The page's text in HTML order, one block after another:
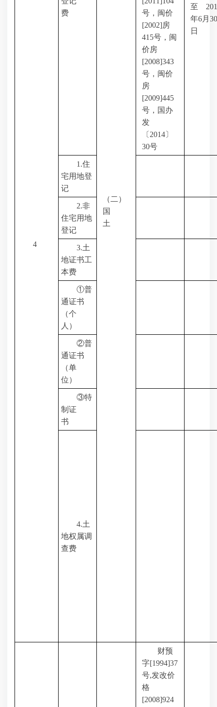
（二）
国
土
4
费
号，闽价
[2002]房
415号，闽
价房
[2008]343
号，闽价
房
[2009]445
号，国办
发
〔 2014〕
30号
至
年6月
日
1.住
宅用地登
记
2.非
住宅用地
登记
3.土
地证书工
本费
①普
通证书
（个
人）
②普
通证书
（单
位）
③特
制证
书
4.土
地权属调
查费
财预
字[1994]37
号,发改价
格
[2008]924